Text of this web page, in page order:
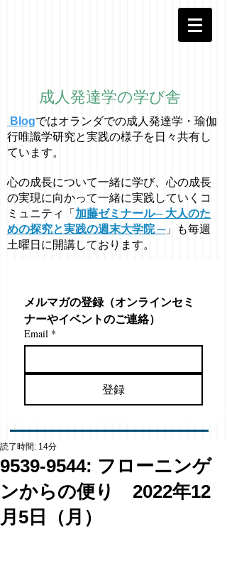
成人発達学の学び舎
Blogではオラ ンダでの成人発達学・ 瑜伽
行唯識学研究と実践の様子を日々共有し
ています。
心の成長について一緒に学び、心の成長
の実現に向かって一緒に実践していくコ
ミュニティ「 加藤ゼミナール─ 大人のた
めの探究と実践の週末大学院 ─」も毎週
土曜日に開講しております。
メルマガの登録（オンラインセミ
ナーやイベントのご連絡）
Email *
登録
9539-9544: フローニンゲ
ンからの便り 2022年12
月5日（月）
読了時間: 14分